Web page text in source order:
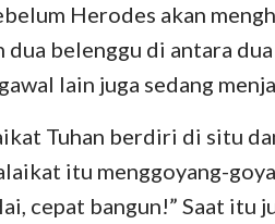
Yeremia
Amos
Yunus
Herodes akan
belenggu di antara
lain juga sedang
Tuhan berdiri di situ
itu menggoyang-
cepat bangun!” Saat itu